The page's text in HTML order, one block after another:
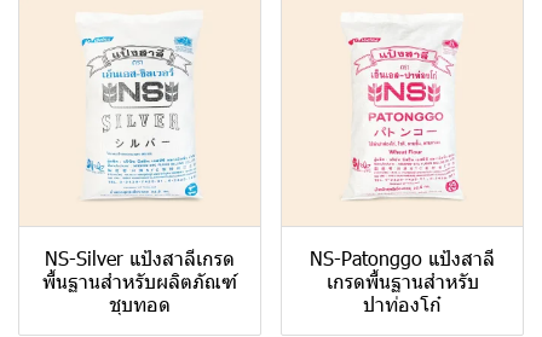
NS-Silver แป้งสาลีเกรด
พื้นฐานสำหรับผลิตภัณฑ์
ชุบทอด
NS-Patonggo แป้งสาลี
เกรดพื้นฐานสำหรับ
ปาท่องโก๋